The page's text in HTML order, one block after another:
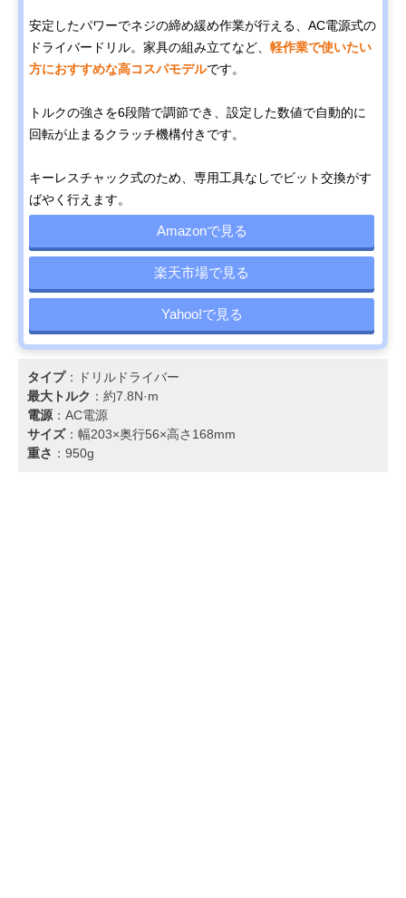
安定したパワーでネジの締め緩め作業が行える、AC電源式の
ドライバードリル。家具の組み立てなど、 軽作業で使いたい
方におすすめな高コスパモデルです。
トルクの強さを6段階で調節でき、設定した数値で自動的に
回転が止まるクラッチ機構付きです。
キーレスチャック式のため、専用工具なしでビット交換がす
ばやく行えます。
Amazonで見る
楽天市場で見る
Yahoo!で見る
タイプ：ドリルドライバー
最大トルク ：約7.8N·m
電源 ：AC電源
サイズ：幅203×奥行56×高さ168mm
重さ ：950g